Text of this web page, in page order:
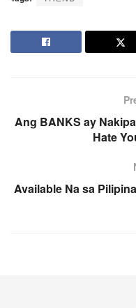
Ang BANKS ay
Hate
Available Na sa